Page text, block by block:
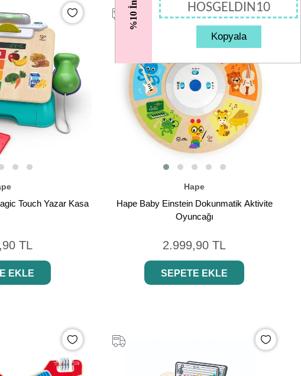
HOSGELDIN10
Kopyala
Touch Yazar Kasa
TL
EKLE
Hape
Hape Baby Einstein Dokunmatik Aktivite
Oyuncağı
2.999,90 TL
SEPETE EKLE